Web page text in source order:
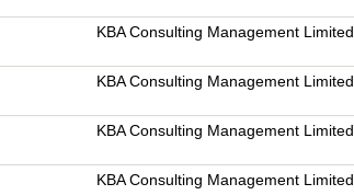
KBA Consulting Management Limited
KBA Consulting Management Limited
KBA Consulting Management Limited
KBA Consulting Management Limited